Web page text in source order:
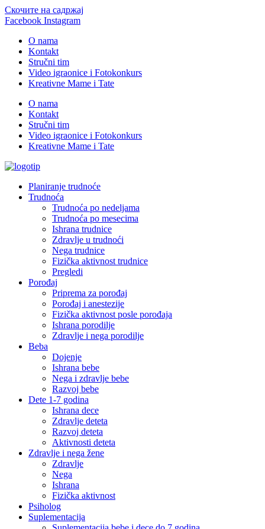
Скочите на садржај
Facebook Instagram
O nama
Kontakt
Stručni tim
Video igraonice i Fotokonkurs
Kreativne Mame i Tate
O nama
Kontakt
Stručni tim
Video igraonice i Fotokonkurs
Kreativne Mame i Tate
Planiranje trudnoće
Trudnoća
Trudnoća po nedeljama
Trudnoća po mesecima
Ishrana trudnice
Zdravlje u trudnoći
Nega trudnice
Fizička aktivnost trudnice
Pregledi
Porođaj
Priprema za porođaj
Porođaj i anestezije
Fizička aktivnost posle porođaja
Ishrana porodilje
Zdravlje i nega porodilje
Beba
Dojenje
Ishrana bebe
Nega i zdravlje bebe
Razvoj bebe
Dete 1-7 godina
Ishrana dece
Zdravlje deteta
Razvoj deteta
Aktivnosti deteta
Zdravlje i nega žene
Zdravlje
Nega
Ishrana
Fizička aktivnost
Psiholog
Suplementacija